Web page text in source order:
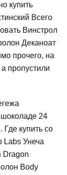
купить
Всего
Винстрол
Деканоат
прочего, на
пропустили
24
купить со
Labs Унеча
Dragon
Body